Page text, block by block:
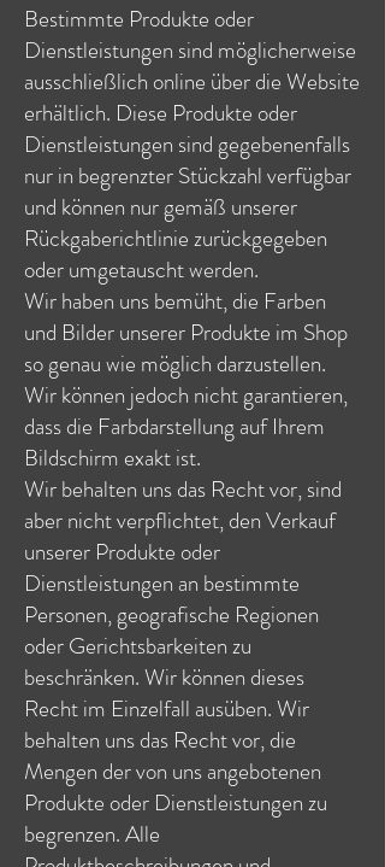
Bestimmte Produkte oder
Dienstleistungen sind möglicherweise
ausschließlich online über die Website
erhältlich. Diese Produkte oder
Dienstleistungen sind gegebenenfalls
nur in begrenzter Stückzahl verfügbar
und können nur gemäß unserer
Rückgaberichtlinie zurückgegeben
oder umgetauscht werden.
Wir haben uns bemüht, die Farben
und Bilder unserer Produkte im Shop
so genau wie möglich darzustellen.
Wir können jedoch nicht garantieren,
dass die Farbdarstellung auf Ihrem
Bildschirm exakt ist.
Wir behalten uns das Recht vor, sind
aber nicht verpflichtet, den Verkauf
unserer Produkte oder
Dienstleistungen an bestimmte
Personen, geografische Regionen
oder Gerichtsbarkeiten zu
beschränken. Wir können dieses
Recht im Einzelfall ausüben. Wir
behalten uns das Recht vor, die
Mengen der von uns angebotenen
Produkte oder Dienstleistungen zu
begrenzen. Alle